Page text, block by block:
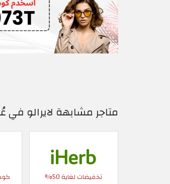
متاجر مشابهة لايرالو في
تخفيضات لغاية 50%